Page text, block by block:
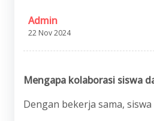
Admin
22 Nov 2024
Mengapa kolaborasi siswa
Dengan bekerja sama,